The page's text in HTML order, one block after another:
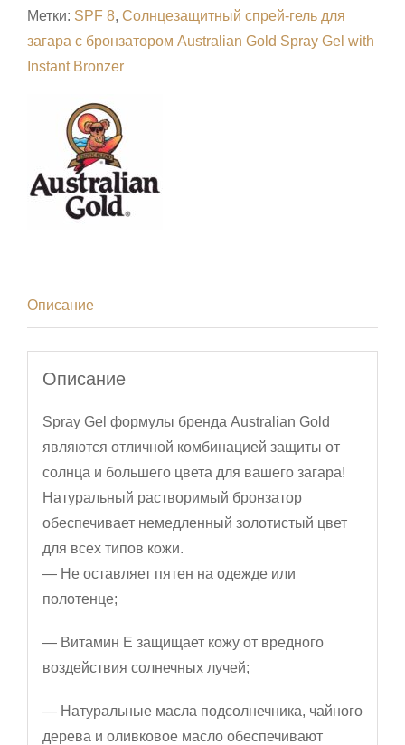
Метки: SPF 8, Солнцезащитный спрей-гель для
загара с бронзатором Australian Gold Spray Gel with
Instant Bronzer
Описание
Описание
Spray Gel формулы бренда Australian Gold
являются отличной комбинацией защиты от
солнца и большего цвета для вашего загара!
Натуральный растворимый бронзатор
обеспечивает немедленный золотистый цвет
для всех типов кожи.
— Не оставляет пятен на одежде или
полотенце;
— Витамин Е защищает кожу от вредного
воздействия солнечных лучей;
— Натуральные масла подсолнечника, чайного
дерева и оливковое масло обеспечивают